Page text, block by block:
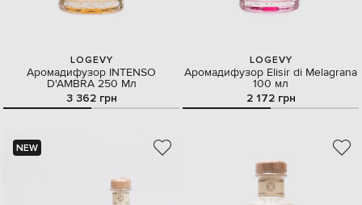
LOGEVY
Аромадифузор INTENSO
D'AMBRА 250 Мл
3 362 грн
LOGEVY
Аромадифузор Elisir di Melagrana
100 мл
2 172 грн
NEW